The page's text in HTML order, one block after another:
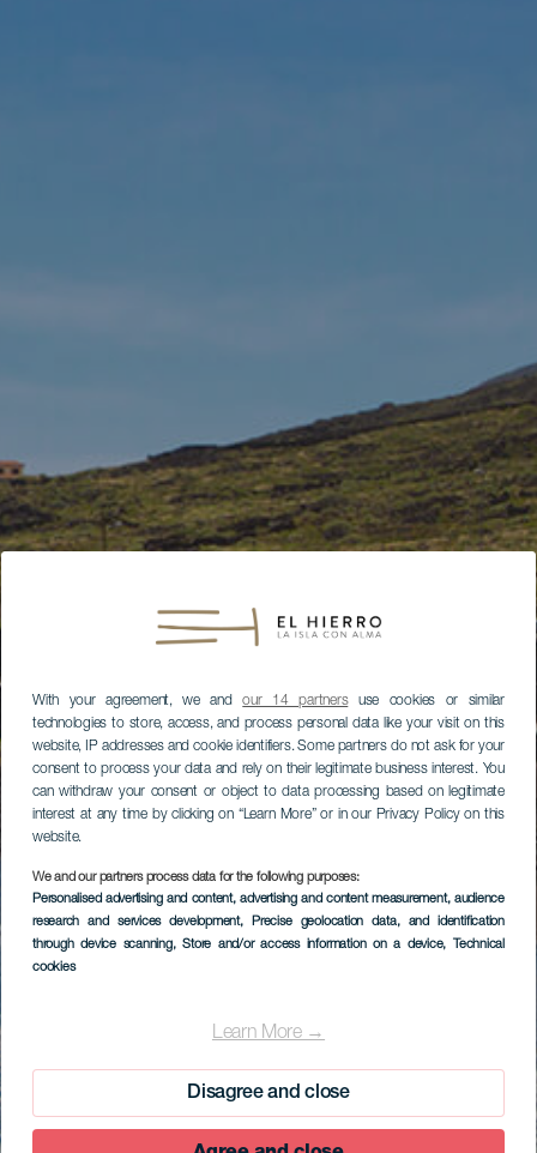
With your agreement, we andour 14 partnersuse cookies or similar
technologies to store, access, and process personal data like your visit on this
website, IP addresses and cookie identifiers. Some partners do not ask for your
consent to process your data and rely on their legitimate business interest. You
can withdraw your consent or object to data processing based on legitimate
interest at any time by clicking on “Learn More” or in our Privacy Policy on this
website.
We and our partners process data for the following purposes:
Personalised advertising and content, advertising and content measurement, audience
research and services development, Precise geolocation data, and identification
through device scanning, Store and/or access information on a device, Technical
cookies
Learn More →
Disagree and close